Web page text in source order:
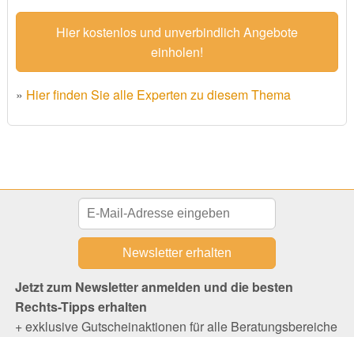
Hier kostenlos und unverbindlich Angebote
einholen!
» Hier finden Sie alle Experten zu diesem Thema
Jetzt zum Newsletter anmelden und die besten
Rechts-Tipps erhalten
+ exklusive Gutscheinaktionen für alle Beratungsbereiche